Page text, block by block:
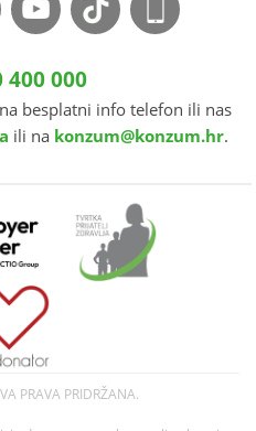
400 000
besplatni info telefon ili nas
ili na konzum@konzum.hr.
PRAVA PRIDRŽANA.